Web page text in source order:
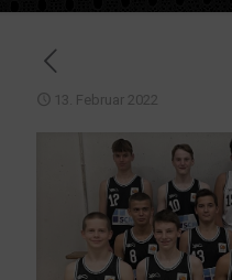
13. Februar 2022